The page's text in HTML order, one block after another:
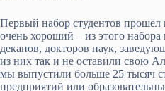
Первый набор студентов прошёл
очень хороший – из этого
деканов, докторов наук,
из них так и не оставили свою
мы выпустили больше 25 тысяч
предприятий или